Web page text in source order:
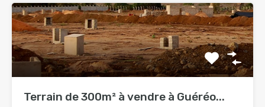
Terrain de 300m² à vendre à Guéréo...